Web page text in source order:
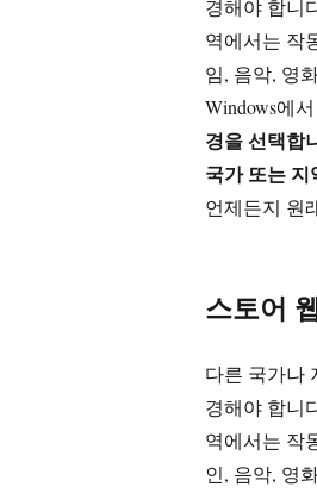
경해야 합니
역에서는 작
임, 음악, 영
Windows에
경을 선택합
국가 또는 지
언제든지 원
스토어
다른 국가나
경해야 합니
역에서는 작
인, 음악, 영